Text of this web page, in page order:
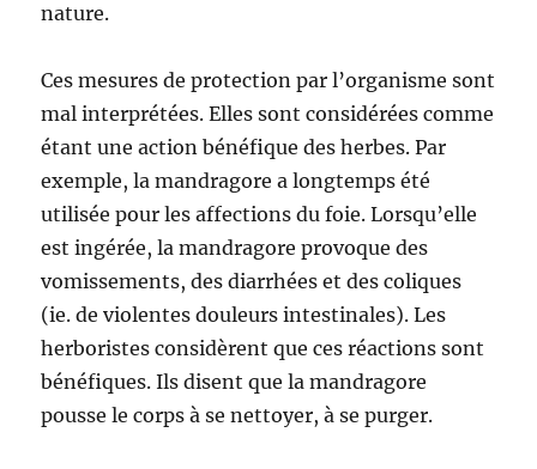
nature.
Ces mesures de protection par l’organisme sont
mal interprétées. Elles sont considérées comme
étant une action bénéfique des herbes. Par
exemple, la mandragore a longtemps été
utilisée pour les affections du foie. Lorsqu’elle
est ingérée, la mandragore provoque des
vomissements, des diarrhées et des coliques
(ie. de violentes douleurs intestinales). Les
herboristes considèrent que ces réactions sont
bénéfiques. Ils disent que la mandragore
pousse le corps à se nettoyer, à se purger.